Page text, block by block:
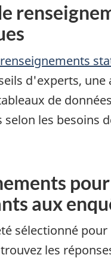
d'experts, une
de données
selon les besoins
aux
sélectionné
les